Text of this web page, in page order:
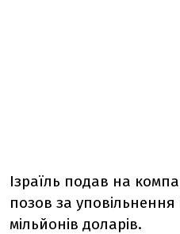
Ізраїль подав на
позов за
мільйонів доларів.